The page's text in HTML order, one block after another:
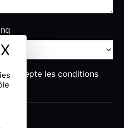
X Masquer le
j'accepte les conditions
**